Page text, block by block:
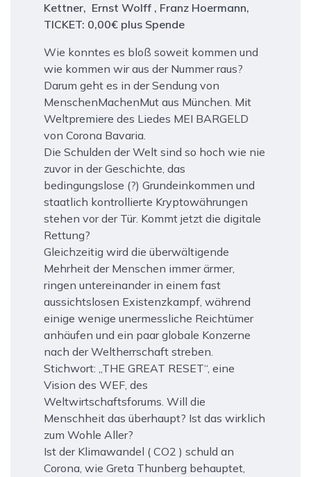
Kettner, Ernst Wolff , Franz Hoermann,
TICKET: 0,00€ plus Spende
Wie konntes es bloß soweit kommen und
wie kommen wir aus der Nummer raus?
Darum geht es in der Sendung von
MenschenMachenMut aus München. Mit
Weltpremiere des Liedes MEI BARGELD
von Corona Bavaria.
Die Schulden der Welt sind so hoch wie nie
zuvor in der Geschichte, das
bedingungslose (?) Grundeinkommen und
staatlich kontrollierte Kryptowährungen
stehen vor der Tür. Kommt jetzt die digitale
Rettung?
Gleichzeitig wird die überwältigende
Mehrheit der Menschen immer ärmer,
ringen untereinander in einem fast
aussichtslosen Existenzkampf, während
einige wenige unermessliche Reichtümer
anhäufen und ein paar globale Konzerne
nach der Weltherrschaft streben.
Stichwort: „THE GREAT RESET“, eine
Vision des WEF, des
Weltwirtschaftsforums. Will die
Menschheit das überhaupt? Ist das wirklich
zum Wohle Aller?
Ist der Klimawandel ( CO2 ) schuld an
Corona, wie Greta Thunberg behauptet,